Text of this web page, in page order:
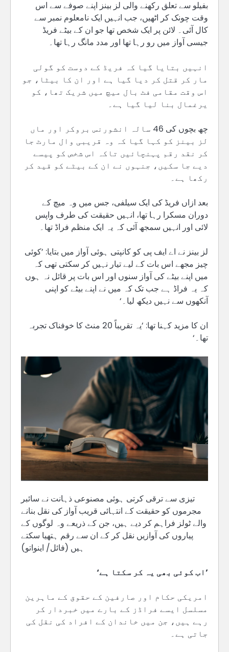
بفیلو سے تعلق رکھنے والی لز بینز اپنے صوفے سے اس
وقت چونک کر اٹھیں، جب انہیں ایک نامعلوم نمبر سے
کال آئی۔ لائن پر ایک شخص تھا جو ان کے بیٹے فریڈ
جیسی آواز میں رو رہا تھا اور مدد مانگ رہا تھا۔
انہیں بتایا گیا کہ فریڈ کے دوست کو گولی
مار کر قتل کر دیا گیا ہے اور ان کا بیٹا، جو
اس وقت مقامی فٹ بال میچ میں شریک تھا، کو
یرغمال بنا لیا گیا ہے۔
چھ بچوں کی 46 سالہ انشورنس بروکر اور ماں
لز بینز کو کہا گیا کہ وہ قریبی وال مارٹ جا
کر نقد رقم پہنچائیں تاکہ اس شخص کو پیسے
دیے جا سکیں، جنہوں نے ان کے بیٹے کو قید کر
رکھا ہے۔
بعد ازاں فریڈ کی ایک سیلفی، جس میں وہ میچ کے
دوران مسکرا رہا تھا، انہیں حقیقت کی طرف واپس
لائی اور انہیں سمجھ آئی کہ یہ ایک منظم فراڈ تھا۔
لز بینز نے اے ایف پی کو کانپتی ہوئی آواز میں بتایا: ’کوئی
چیز مجھے اس بات کے لیے تیار نہیں کر سکتی تھی کہ
میں اپنے بیٹے کی آواز سنوں اور اس بات پر قائل نہ ہوں
کہ یہ فراڈ ہے جب تک کہ میں نے اپنے بیٹے کو اپنی
آنکھوں سے نہیں دیکھ لیا۔‘
ان کا مزید کہنا تھا: ’یہ تقریباً 20 منٹ کا خوفناک تجربہ
تھا۔‘
تیزی سے ترقی کرتی ہوئی مصنوعی ذہانت نے سائبر
مجرموں کو حقیقت کے انتہائی قریب آواز کی نقل بنانے
والے ٹولز فراہم کر دیے ہیں، جن کے ذریعے وہ لوگوں کے
پیاروں کی آوازیں نقل کر کے ان سے رقم ہتھیا سکتے
ہیں (فائل/ اینواتو)
’اب کوئی بھی یہ کر سکتا ہے‘
امریکی حکام اور صارفین کے حقوق کے ماہرین
مسلسل ایسے فراڈز کے بارے میں خبردار کر
رہے ہیں، جن میں خاندان کے افراد کی نقل کی
جاتی ہے۔